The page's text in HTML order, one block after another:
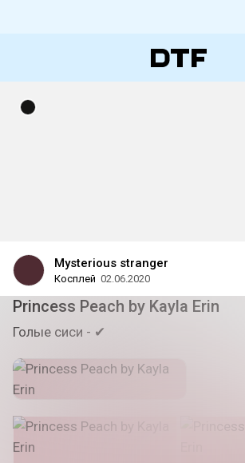
Mysterious stranger
Косплей 02.06.2020
Princess Peach by Kayla Erin
Голые сиси - ✔